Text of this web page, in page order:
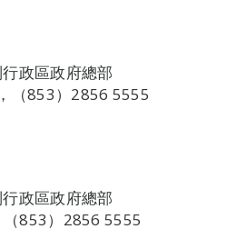
政區政府總部
（853）2856 5555
政區政府總部
853）2856 5555